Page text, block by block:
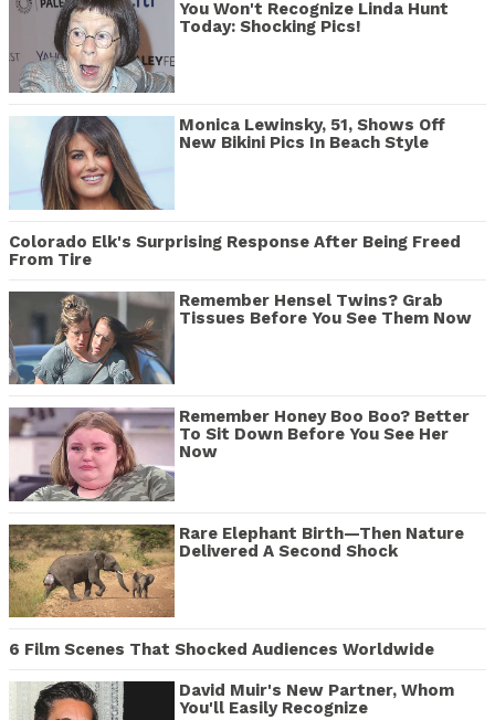
You Won't Recognize Linda Hunt
Today: Shocking Pics!
Monica Lewinsky, 51, Shows Off
New Bikini Pics In Beach Style
Colorado Elk's Surprising Response After Being Freed
From Tire
Remember Hensel Twins? Grab
Tissues Before You See Them Now
Remember Honey Boo Boo? Better
To Sit Down Before You See Her
Now
Rare Elephant Birth—Then Nature
Delivered A Second Shock
6 Film Scenes That Shocked Audiences Worldwide
David Muir's New Partner, Whom
You'll Easily Recognize